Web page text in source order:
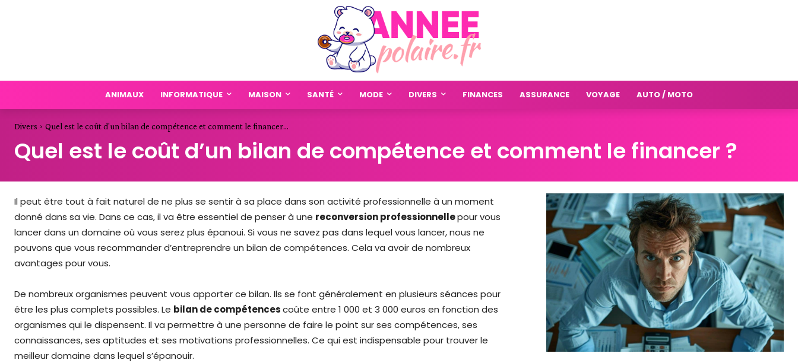
ANIMAUX INFORMATIQUE MAISON SANTÉ MODE DIVERS FINANCES ASSURANCE VOYAGE AUTO / MOTO
Divers Quel est le coût d'un bilan de compétence et comment le financer...
Quel est le coût d’un bilan de compétence et comment le financer ?
Il peut être tout à fait naturel de ne plus se sentir à sa place dans son activité professionnelle à un moment
donné dans sa vie. Dans ce cas, il va être essentiel de penser à une reconversion professionnellepour vous
lancer dans un domaine où vous serez plus épanoui. Si vous ne savez pas dans lequel vous lancer, nous ne
pouvons que vous recommander d’entreprendre un bilan de compétences. Cela va avoir de nombreux
avantages pour vous.
De nombreux organismes peuvent vous apporter ce bilan. Ils se font généralement en plusieurs séances pour
être les plus complets possibles. Le bilan de compétencescoûte entre 1 000 et 3 000 euros en fonction des
organismes qui le dispensent. Il va permettre à une personne de faire le point sur ses compétences, ses
connaissances, ses aptitudes et ses motivations professionnelles. Ce qui est indispensable pour trouver le
meilleur domaine dans lequel s’épanouir.